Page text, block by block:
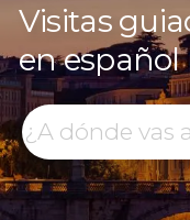
Visitas
en